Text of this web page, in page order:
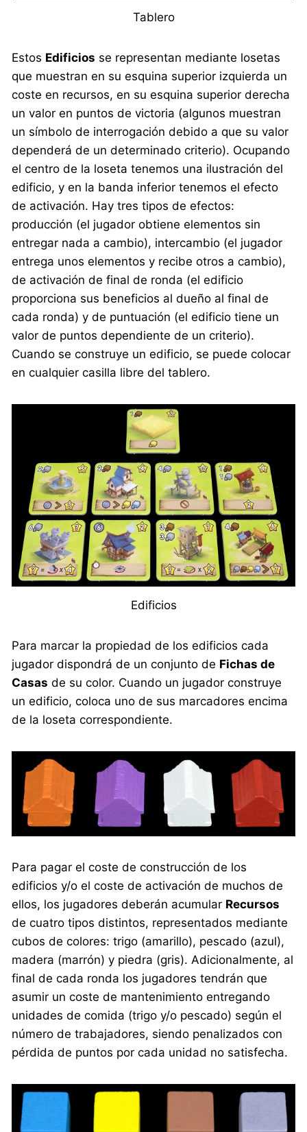
Tablero
Estos Edificios se representan mediante losetas
que muestran en su esquina superior izquierda un
coste en recursos, en su esquina superior derecha
un valor en puntos de victoria (algunos muestran
un símbolo de interrogación debido a que su valor
dependerá de un determinado criterio). Ocupando
el centro de la loseta tenemos una ilustración del
edificio, y en la banda inferior tenemos el efecto
de activación. Hay tres tipos de efectos:
producción (el jugador obtiene elementos sin
entregar nada a cambio), intercambio (el jugador
entrega unos elementos y recibe otros a cambio),
de activación de final de ronda (el edificio
proporciona sus beneficios al dueño al final de
cada ronda) y de puntuación (el edificio tiene un
valor de puntos dependiente de un criterio).
Cuando se construye un edificio, se puede colocar
en cualquier casilla libre del tablero.
Edificios
Para marcar la propiedad de los edificios cada
jugador dispondrá de un conjunto de Fichas de
Casas de su color. Cuando un jugador construye
un edificio, coloca uno de sus marcadores encima
de la loseta correspondiente.
Para pagar el coste de construcción de los
edificios y/o el coste de activación de muchos de
ellos, los jugadores deberán acumular Recursos
de cuatro tipos distintos, representados mediante
cubos de colores: trigo (amarillo), pescado (azul),
madera (marrón) y piedra (gris). Adicionalmente, al
final de cada ronda los jugadores tendrán que
asumir un coste de mantenimiento entregando
unidades de comida (trigo y/o pescado) según el
número de trabajadores, siendo penalizados con
pérdida de puntos por cada unidad no satisfecha.